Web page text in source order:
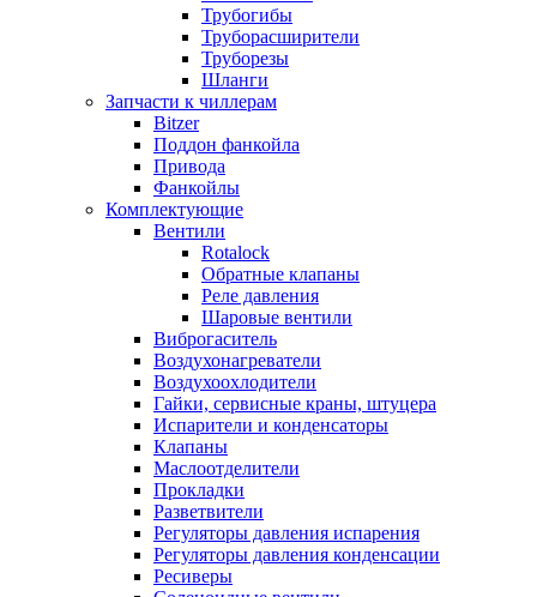
Трубогибы
Труборасширители
Труборезы
Шланги
Запчасти к чиллерам
Bitzer
Поддон фанкойла
Привода
Фанкойлы
Комплектующие
Вентили
Rotalock
Обратные клапаны
Реле давления
Шаровые вентили
Виброгаситель
Воздухонагреватели
Воздухоохлодители
Гайки, сервисные краны, штуцера
Испарители и конденсаторы
Клапаны
Маслоотделители
Прокладки
Разветвители
Регуляторы давления испарения
Регуляторы давления конденсации
Ресиверы